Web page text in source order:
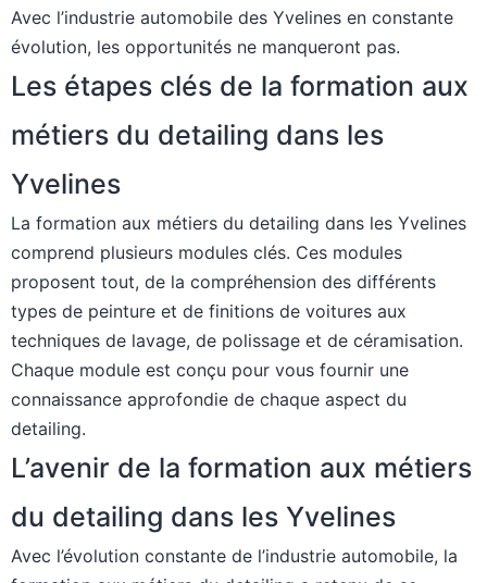
Avec l’industrie automobile des Yvelines en constante
évolution, les opportunités ne manqueront pas.
Les étapes clés de la formation aux
métiers du detailing dans les
Yvelines
La formation aux métiers du detailing dans les Yvelines
comprend plusieurs modules clés. Ces modules
proposent tout, de la compréhension des différents
types de peinture et de finitions de voitures aux
techniques de lavage, de polissage et de céramisation.
Chaque module est conçu pour vous fournir une
connaissance approfondie de chaque aspect du
detailing.
L’avenir de la formation aux métiers
du detailing dans les Yvelines
Avec l’évolution constante de l’industrie automobile, la